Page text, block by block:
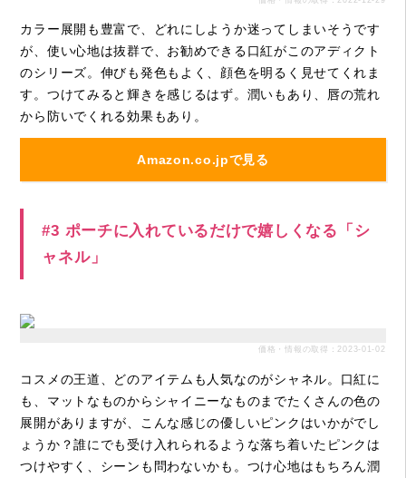
カラー展開も豊富で、どれにしようか迷ってしまいそうです
が、使い心地は抜群で、お勧めできる口紅がこのアディクト
のシリーズ。伸びも発色もよく、顔色を明るく見せてくれま
す。つけてみると輝きを感じるはず。潤いもあり、唇の荒れ
から防いでくれる効果もあり。
Amazon.co.jpで見る
#3 ポーチに入れているだけで嬉しくなる「シ
ャネル」
価格・情報の取得：2023-01-02
コスメの王道、どのアイテムも人気なのがシャネル。口紅に
も、マットなものからシャイニーなものまでたくさんの色の
展開がありますが、こんな感じの優しいピンクはいかがでし
ょうか？誰にでも受け入れられるような落ち着いたピンクは
つけやすく、シーンも問わないかも。つけ心地はもちろん潤